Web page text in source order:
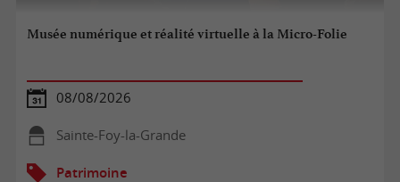
Musée numérique et réalité virtuelle à la Micro-Folie
08/08/2026
Sainte-Foy-la-Grande
Patrimoine